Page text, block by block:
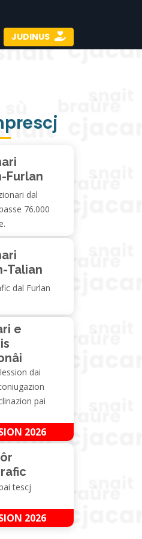
JUDINUS
Furlan
dal
76.000
Talian
dal Furlan
e
dai
pai
2026
tescj
2026